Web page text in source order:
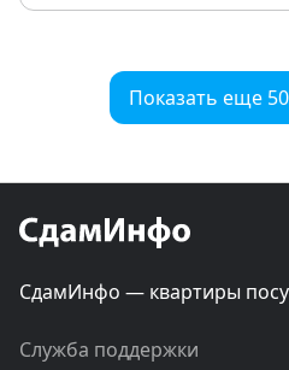
Показать еще
СдамИнфо — квартиры
Служба поддержки